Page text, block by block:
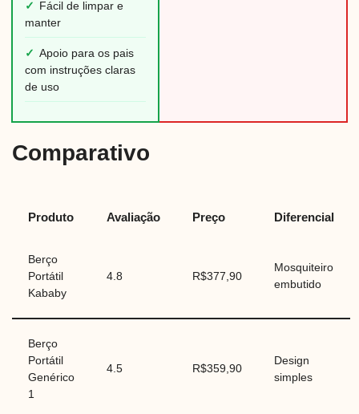
✓
Fácil de limpar e
manter
✓ Apoio para os pais
com instruções claras
de uso
Comparativo
Produto Avaliação Preço Diferencial
Berço
Portátil
Kababy
4.8 R$377,90
Mosquiteiro
embutido
Berço
Portátil
Genérico
1
4.5 R$359,90
Design
simples